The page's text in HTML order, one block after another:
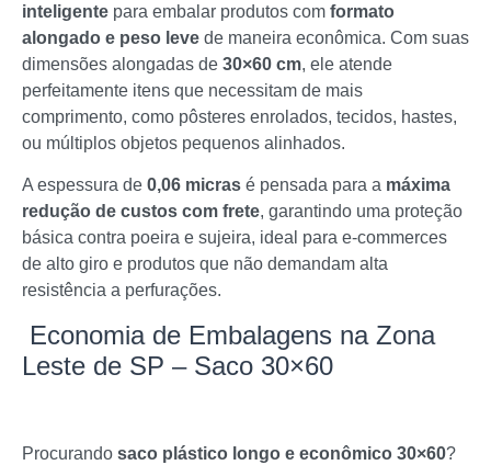
inteligente para embalar produtos com formato
alongado e peso leve de maneira econômica. Com suas
dimensões alongadas de 30×60 cm, ele atende
perfeitamente itens que necessitam de mais
comprimento, como pôsteres enrolados, tecidos, hastes,
ou múltiplos objetos pequenos alinhados.
A espessura de 0,06 micras é pensada para a máxima
redução de custos com frete, garantindo uma proteção
básica contra poeira e sujeira, ideal para e-commerces
de alto giro e produtos que não demandam alta
resistência a perfurações.
Economia de Embalagens na Zona
Leste de SP – Saco 30×60
Procurando saco plástico longo e econômico 30×60?